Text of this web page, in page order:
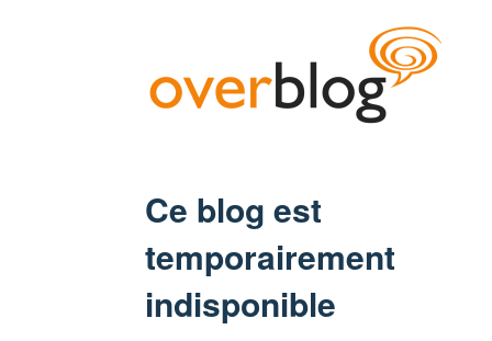
Ce blog est
temporairement
indisponible